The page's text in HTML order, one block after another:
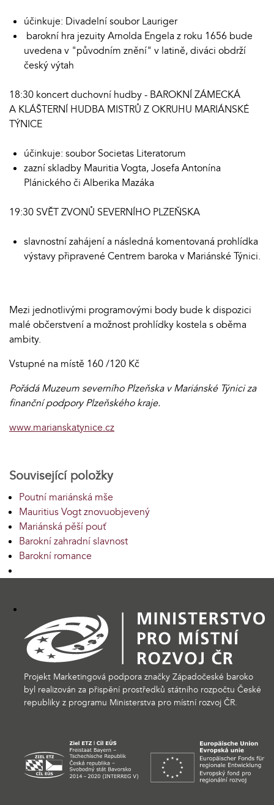
účinkuje: Divadelní soubor Lauriger
barokní hra jezuity Arnolda Engela z roku 1656 bude
uvedena v "původním znění" v latině, diváci obdrží
český výtah
18:30 koncert duchovní hudby - BAROKNÍ ZÁMECKÁ
A KLÁŠTERNÍ HUDBA MISTRŮ Z OKRUHU MARIÁNSKÉ
TÝNICE
účinkuje: soubor Societas Literatorum
zazní skladby Mauritia Vogta, Josefa Antonína
Plánického či Alberika Mazáka
19:30 SVĚT ZVONŮ SEVERNÍHO PLZEŇSKA
slavnostní zahájení a následná komentovaná prohlídka
výstavy připravené Centrem baroka v Mariánské Týnici.
Mezi jednotlivými programovými body bude k dispozici
malé občerstvení a možnost prohlídky kostela s oběma
ambity.
Vstupné na místě 160 /120 Kč
Pořádá Muzeum severního Plzeňska v Mariánské Týnici za
finanční podpory Plzeňského kraje.
www.marianskatynice.cz
Související položky
Poutní mariánská mše
Mauritius Vogt znovuobjevený
Mariánská pěší pouť
Barokní zahradní slavnost
Barokní romance
Projekt Marketingová podpora značky Západočeské baroko
byl realizován za přispění prostředků státního rozpočtu České
republiky z programu Ministerstva pro místní rozvoj ČR.